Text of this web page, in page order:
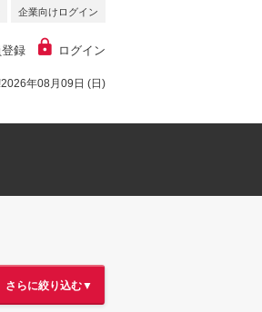
企業向けログイン
録 ログイン
年08月09日 (日)
さらに絞り込む▼